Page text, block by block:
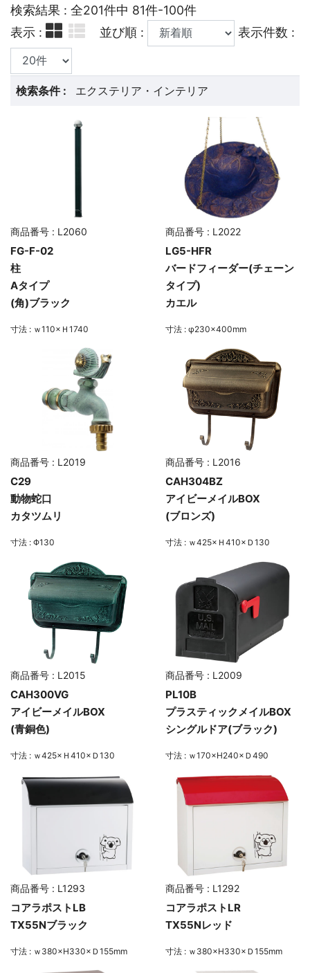
検索結果 : 全201件中 81件-100件
表示 :
並び順 : 表示件数 :
検索条件 : エクステリア・インテリア
商品番号 : L2060
FG-F-02
柱
Aタイプ
(角)ブラック
寸法 : ｗ110×Ｈ1740
商品番号 : L2022
LG5-HFR
バードフィーダー(チェーン
タイプ)
カエル
寸法 : φ230×400mm
商品番号 : L2019
C29
動物蛇口
カタツムリ
寸法 : Φ130
商品番号 : L2016
CAH304BZ
アイビーメイルBOX
(ブロンズ)
寸法 : ｗ425×Ｈ410×Ｄ130
商品番号 : L2015
CAH300VG
アイビーメイルBOX
(青銅色)
寸法 : ｗ425×Ｈ410×Ｄ130
商品番号 : L2009
PL10B
プラスティックメイルBOX
シングルドア(ブラック)
寸法 : ｗ170×H240×Ｄ490
商品番号 : L1293
コアラポストLB
TX55Nブラック
寸法 : ｗ380×H330×Ｄ155mm
商品番号 : L1292
コアラポストLR
TX55Nレッド
寸法 : ｗ380×H330×Ｄ155mm